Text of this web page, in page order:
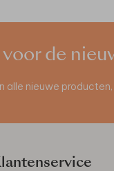
de
alle nieuwe